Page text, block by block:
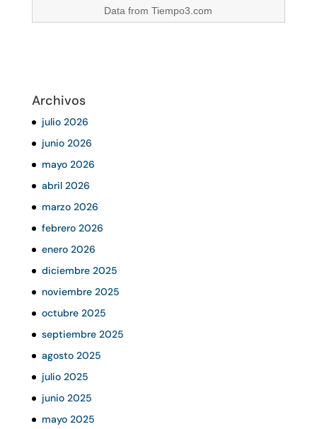
Data fromTiempo3.com
Archivos
julio 2026
junio 2026
mayo 2026
abril 2026
marzo 2026
febrero 2026
enero 2026
diciembre 2025
noviembre 2025
octubre 2025
septiembre 2025
agosto 2025
julio 2025
junio 2025
mayo 2025